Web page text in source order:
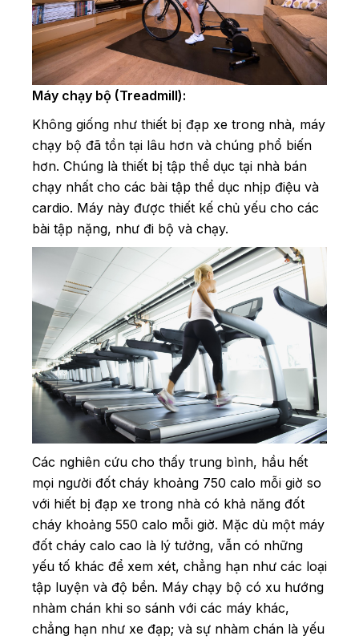
Máy chạy bộ (Treadmill):
Không giống như thiết bị đạp xe trong nhà, máy
chạy bộ đã tồn tại lâu hơn và chúng phổ biến
hơn. Chúng là thiết bị tập thể dục tại nhà bán
chạy nhất cho các bài tập thể dục nhịp điệu và
cardio. Máy này được thiết kế chủ yếu cho các
bài tập nặng, như đi bộ và chạy.
Các nghiên cứu cho thấy trung bình, hầu hết
mọi người đốt cháy khoảng 750 calo mỗi giờ so
với hiết bị đạp xe trong nhà có khả năng đốt
cháy khoảng 550 calo mỗi giờ. Mặc dù một máy
đốt cháy calo cao là lý tưởng, vẫn có những
yếu tố khác để xem xét, chẳng hạn như các loại
tập luyện và độ bền. Máy chạy bộ có xu hướng
nhàm chán khi so sánh với các máy khác,
chẳng hạn như xe đạp; và sự nhàm chán là yếu